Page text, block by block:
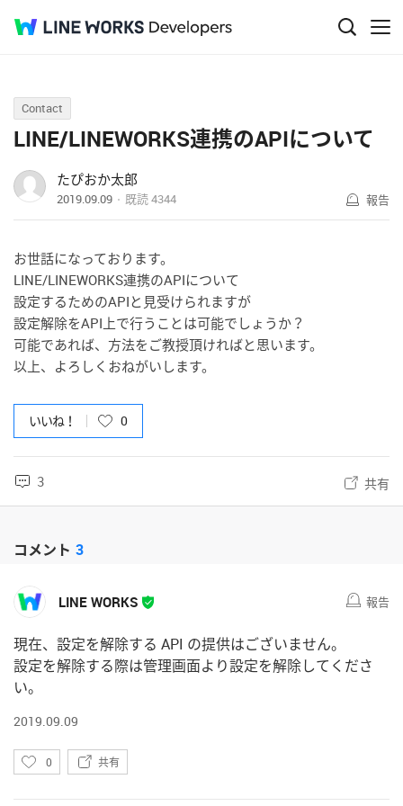
Q&A
Contact
LINE/LINEWORKS連携のAPIについて
たぴおか太郎
2019.09.09 既読4344 報告
お世話になっております。
LINE/LINEWORKS連携のAPIについて
設定するためのAPIと見受けられますが
設定解除をAPI上で行うことは可能でしょうか？
可能であれば、方法をご教授頂ければと思います。
以上、よろしくおねがいします。
いいね！ 0
3 共有
コメント 3
LINE WORKS 報告
現在、設定を解除する API の提供はございません。
設定を解除する際は管理画面より設定を解除してくださ
い。
2019.09.09
い
0 共有